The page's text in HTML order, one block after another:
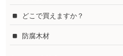
どこで買えますか？
防腐木材